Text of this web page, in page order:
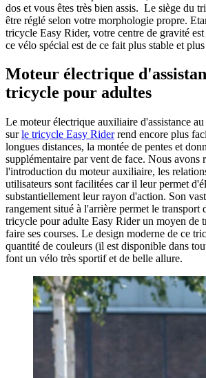
dos et vous êtes très bien assis. Le siège du
être réglé selon votre morphologie propre.
tricycle Easy Rider, votre centre de gravité
ce vélo spécial est de ce fait plus stable et
Moteur électrique
tricycle pour adultes
Le moteur électrique auxiliaire d'assistance
surle tricycle Easy Riderrend encore plus
longues distances, la montée de pentes et
supplémentaire par vent de face. Nous avons
l'introduction du moteur auxiliaire, les
utilisateurs sont facilitées car il leur permet
substantiellement leur rayon d'action. Son
rangement situé à l'arrière permet le transport
tricycle pour adulte Easy Rider un moyen de
faire ses courses. Le design moderne de ce
quantité de couleurs (il est disponible dans
font un vélo très sportif et de belle allure.